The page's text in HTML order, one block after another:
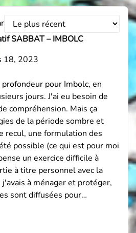
Trier
avis
par
SABBAT – IMBOLC
18, 2023
pour Imbolc, en
jours. J'ai eu besoin de
compréhension. Mais ça
de la période sombre et
recul, une formulation des
possible (ce qui est pour moi
un exercice difficile à
à titre personnel avec la
j'avais à ménager et protéger,
sont diffusées pour…